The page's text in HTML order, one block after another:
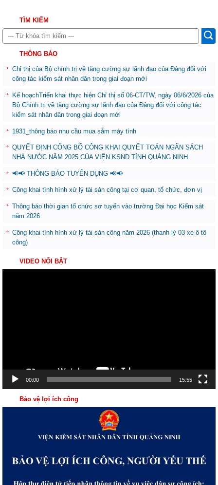
TÌM KIẾM
THÔNG BÁO
Chỉ thị của Bộ chính trị về tăng cường sự lãnh đạo của Đảng đối với
công tác kiểm sát nhân dân trong giai đoạn mới
Kế hoạchTriển khai thực hiện Chỉ thị số 06-CT/TW, ngày 06/6/2026 của
Bộ Chính trị về tăng cường sự lãnh đạo của Đảng đối với công tác
kiểm sát nhân dân trong giai đoạn mới
1931_thông báo nhu cầu mua sắm máy tính
QUYẾT ĐỊNH CÔNG BỐ CÔNG KHAI QUYẾT TOÁN NGÂN SÁCH
NHÀ NƯỚC NĂM 2025 CỦA VIỆN KSND TỈNH QUẢNG NINH
📢📢 THÔNG BÁO TUYỂN DỤNG 📢📢
Công khai tình hình xử lý tài sản công tại cơ quan, tổ chức, đơn vị
Thông báo thời gian tổ chức sơ tuyển vào trường Đại học Kiểm sát
năm 2026
Công khai tình hình xử lý tài sản công năm 2026 (thanh lý 03 xe ô tô
công)
VIDEO NỔI BẬT
00:00 15:55
Bảo vệ lợi ích công